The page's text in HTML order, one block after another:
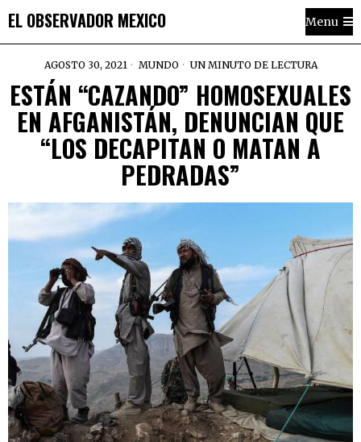
EL OBSERVADOR MEXICO Menu
AGOSTO 30, 2021 MUNDO UN MINUTO DE LECTURA
ESTÁN “CAZANDO” HOMOSEXUALES
EN AFGANISTÁN, DENUNCIAN QUE
“LOS DECAPITAN O MATAN A
PEDRADAS”